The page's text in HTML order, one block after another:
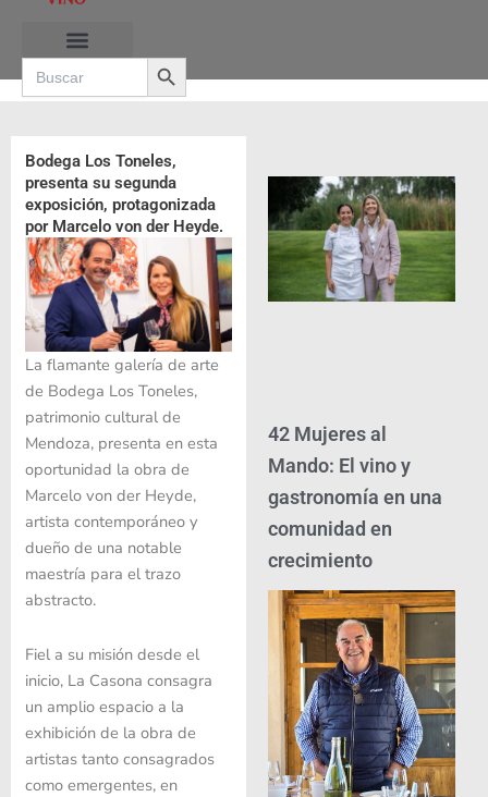
contenido
Search
for:
Search Button
Bodega Los Toneles,
presenta su segunda
exposición, protagonizada
por Marcelo von der Heyde.
La flamante galería de arte
de Bodega Los Toneles,
patrimonio cultural de
Mendoza, presenta en esta
oportunidad la obra de
Marcelo von der Heyde,
artista contemporáneo y
dueño de una notable
maestría para el trazo
abstracto.
Fiel a su misión desde el
inicio, La Casona consagra
un amplio espacio a la
exhibición de la obra de
artistas tanto consagrados
como emergentes, en
42 Mujeres al
Mando: El vino y
gastronomía en una
comunidad en
crecimiento